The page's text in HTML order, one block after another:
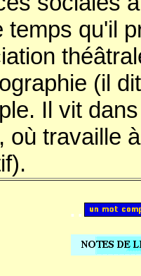
temps qu'il
(il
Il vit
où travaille
..